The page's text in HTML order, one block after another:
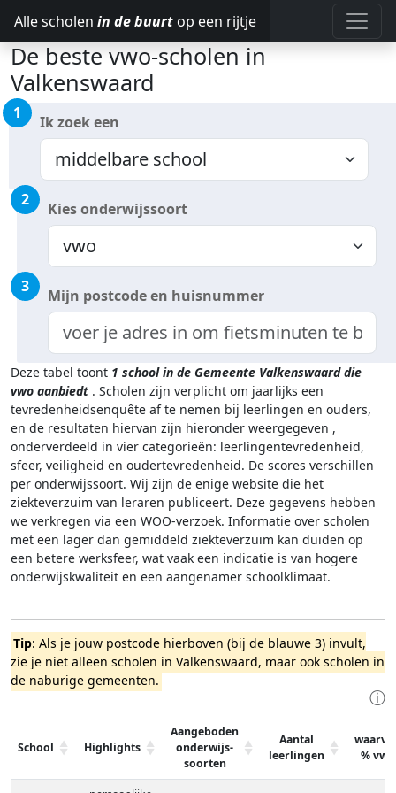
Alle scholen in de buurt op een rijtje
De beste vwo-scholen in
Valkenswaard
1 Ik zoek een
2 Kies onderwijssoort
3 Mijn postcode en huisnummer
Deze tabel toont 1 school in de Gemeente Valkenswaard die
vwo aanbiedt . Scholen zijn verplicht om jaarlijks een
tevredenheidsenquête af te nemen bij leerlingen en ouders,
en de resultaten hiervan zijn hieronder weergegeven ,
onderverdeeld in vier categorieën: leerlingentevredenheid,
sfeer, veiligheid en oudertevredenheid. De scores verschillen
per onderwijssoort. Wij zijn de enige website die het
ziekteverzuim van leraren publiceert. Deze gegevens hebben
we verkregen via een WOO-verzoek. Informatie over scholen
met een lager dan gemiddeld ziekteverzuim kan duiden op
een betere werksfeer, wat vaak een indicatie is van hogere
onderwijskwaliteit en een aangenamer schoolklimaat.
Tip: Als je jouw postcode hierboven (bij de blauwe 3) invult,
zie je niet alleen scholen in Valkenswaard, maar ook scholen in
de naburige gemeenten.
ⓘ
School Highlights
Aangeboden
onderwijs-
soorten
Aantal
leerlingen
% vwo